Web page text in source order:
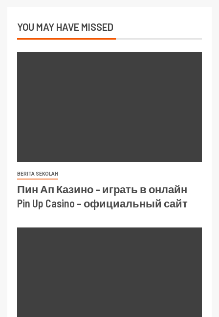
YOU MAY HAVE MISSED
BERITA SEKOLAH
Пин Ап Казино – играть в онлайн
Pin Up Casino – официальный сайт